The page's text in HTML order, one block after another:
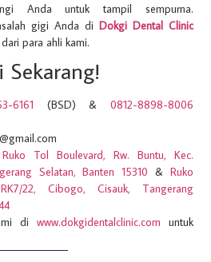
Anda untuk tampil sempurna.
gigi Anda di Dokgi Dental Clinic
para ahli kami.
6161 (BSD) & 0812-8898-8006
Tol Boulevard, Rw. Buntu, Kec.
Selatan, Banten 15310 & Ruko
22, Cibogo, Cisauk, Tangerang
di www.dokgidentalclinic.com untuk